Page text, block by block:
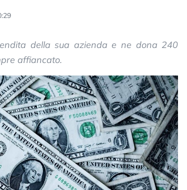
della sua azienda e ne dona 240
affiancato.